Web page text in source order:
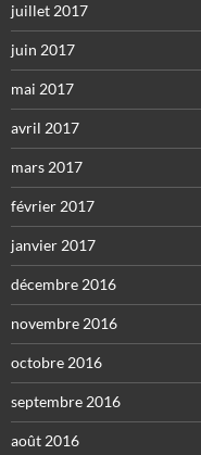
juillet 2017
juin 2017
mai 2017
avril 2017
mars 2017
février 2017
janvier 2017
décembre 2016
novembre 2016
octobre 2016
septembre 2016
août 2016